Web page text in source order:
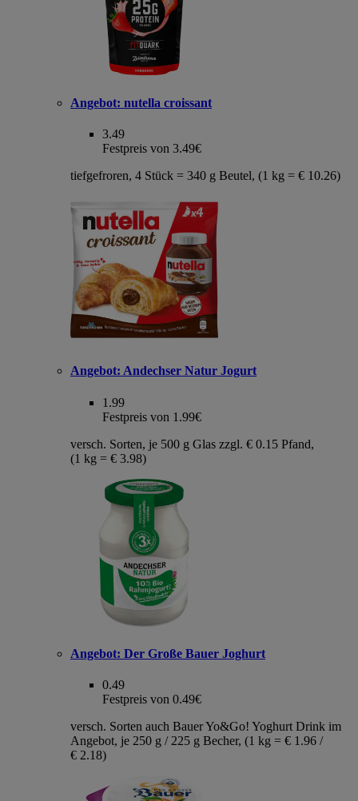
Angebot: nutella croissant
3.49
Festpreis von 3.49€
tiefgefroren, 4 Stück = 340 g Beutel, (1 kg = € 10.26)
Angebot: Andechser Natur Jogurt
1.99
Festpreis von 1.99€
versch. Sorten, je 500 g Glas zzgl. € 0.15 Pfand,
(1 kg = € 3.98)
Angebot: Der Große Bauer Joghurt
0.49
Festpreis von 0.49€
versch. Sorten auch Bauer Yo&Go! Yoghurt Drink im
Angebot, je 250 g / 225 g Becher, (1 kg = € 1.96 /
€ 2.18)